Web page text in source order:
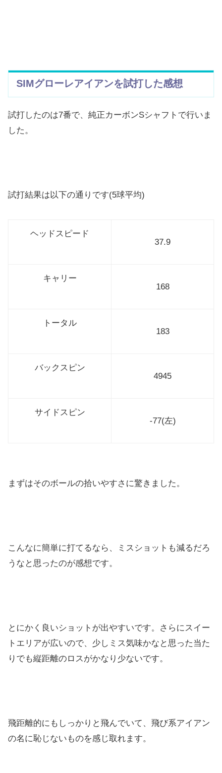
SIMグローレアイアンを試打した感想
試打したのは7番で、純正カーボンSシャフトで行いま
した。
試打結果は以下の通りです(5球平均)
ヘッドスピード
37.9
キャリー
168
トータル
183
バックスピン
4945
サイドスピン
-77(左)
まずはそのボールの拾いやすさに驚きました。
こんなに簡単に打てるなら、
ミスショットも減るだろ
うなと思ったのが感想です。
とにかく良いショットが出やすいです。
さらにスイー
トエリアが広いので、 少しミス気味かなと思った当た
りでも縦距離のロスがかなり少ないです。
飛距離的にもしっかりと飛んでいて、 飛び系アイアン
の名に恥じないものを感じ取れます。